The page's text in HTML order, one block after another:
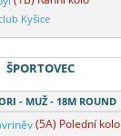
Kyšice
ŠPORTOVEC
- MUŽ - 18M ROUND
(5A) Polední kolo